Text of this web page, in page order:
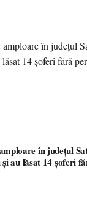
în județul
și au lăsat 14 șoferi